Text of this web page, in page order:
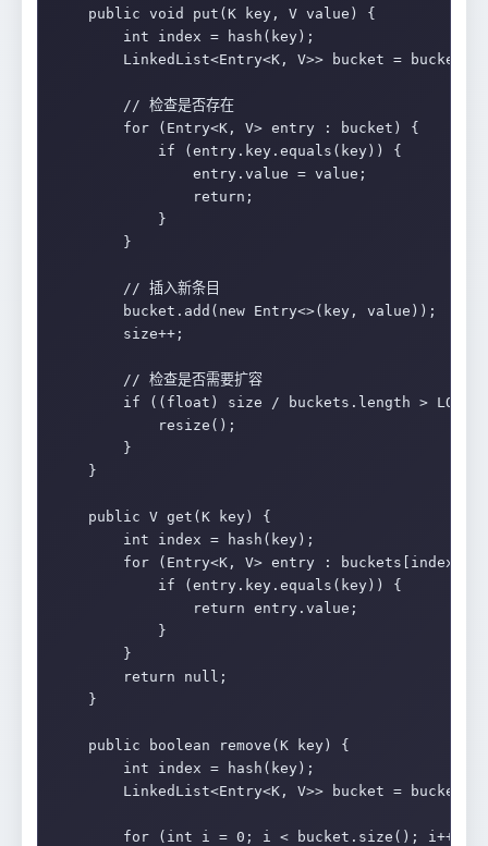
    public void put(K key, V value) {
        int index = hash(key);
LinkedList<Entry<K, V>> bucket =
        // 检查是否存在
        for (Entry<K, V> entry : bucket) {
            if (entry.key.equals(key)) {
                entry.value = value;
                return;
            }
        }
        // 插入新条目
        bucket.add(new Entry<>(key, value));
        size++;
        // 检查是否需要扩容
if ((float) size / buckets.length >
            resize();
        }
    }
    public V get(K key) {
        int index = hash(key);
        for (Entry<K, V> entry : buckets[index]) {
            if (entry.key.equals(key)) {
                return entry.value;
            }
        }
        return null;
    }
    public boolean remove(K key) {
        int index = hash(key);
LinkedList<Entry<K, V>> bucket =
        for (int i = 0; i < bucket.size(); i++) {